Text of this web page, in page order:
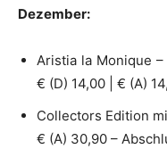
Dezember:
Aristia la Monique
€ (D) 14,00 | € (A)
Collectors Edition
€ (A) 30,90 –